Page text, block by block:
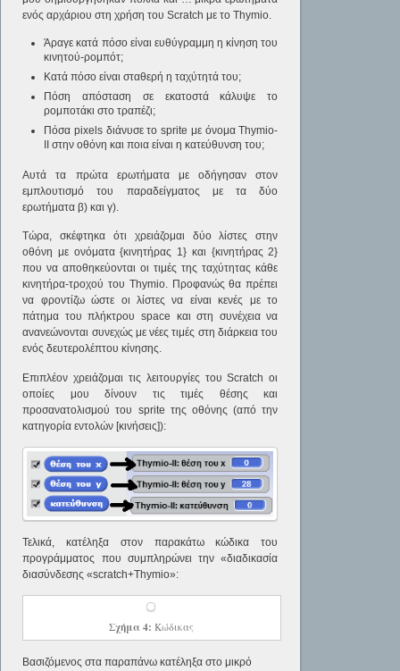
ενός αρχάριου στη χρήση του Scratch με το Thymio.
Άραγε κατά πόσο είναι ευθύγραμμη η κίνηση του
κινητού-ρομπότ;
Κατά πόσο είναι σταθερή η ταχύτητά του;
Πόση απόσταση σε εκατοστά κάλυψε το
ρομποτάκι στο τραπέζι;
Πόσα pixels διάνυσε το sprite με όνομα Thymio-
II στην οθόνη και ποια είναι η κατεύθυνση του;
Αυτά τα πρώτα ερωτήματα με οδήγησαν στον
εμπλουτισμό του παραδείγματος με τα δύο
ερωτήματα β) και γ).
Τώρα, σκέφτηκα ότι χρειάζομαι δύο λίστες στην
οθόνη με ονόματα {κινητήρας 1} και {κινητήρας 2}
που να αποθηκεύονται οι τιμές της ταχύτητας κάθε
κινητήρα-τροχού του Thymio. Προφανώς θα πρέπει
να φροντίζω ώστε οι λίστες να είναι κενές με το
πάτημα του πλήκτρου space και στη συνέχεια να
ανανεώνονται συνεχώς με νέες τιμές στη διάρκεια του
ενός δευτερολέπτου κίνησης.
Επιπλέον χρειάζομαι τις λειτουργίες του Scratch οι
οποίες μου δίνουν τις τιμές θέσης και
προσανατολισμού του sprite της οθόνης (από την
κατηγορία εντολών [κινήσεις]):
Τελικά, κατέληξα στον παρακάτω κώδικα του
προγράμματος που συμπληρώνει την «διαδικασία
διασύνδεσης «scratch+Thymio»:
Σχήμα 4: Κώδικας
Βασιζόμενος στα παραπάνω κατέληξα στο μικρό